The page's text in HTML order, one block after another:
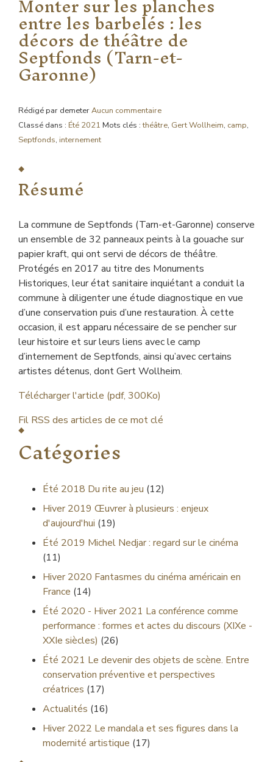
entre les barbelés : les
décors de théâtre de
Septfonds (Tarn-et-
Garonne)
Rédigé par demeterAucun commentaire
Classé dans : Été 2021 Mots clés :théâtre, Gert Wollheim, camp,
Septfonds, internement
Résumé
La commune de Septfonds (Tarn-et-Garonne) conserve
un ensemble de 32 panneaux peints à la gouache sur
papier kraft, qui ont servi de décors de théâtre.
Protégés en 2017 au titre des Monuments
Historiques, leur état sanitaire inquiétant a conduit la
commune à diligenter une étude diagnostique en vue
d’une conservation puis d’une restauration. À cette
occasion, il est apparu nécessaire de se pencher sur
leur histoire et sur leurs liens avec le camp
d’internement de Septfonds, ainsi qu’avec certains
artistes détenus, dont Gert Wollheim.
Télécharger l'article (pdf, 300Ko)
Fil RSS des articles de ce mot clé
Catégories
Été 2018 Du rite au jeu (12)
Hiver 2019 Œuvrer à plusieurs : enjeux
d'aujourd'hui (19)
Été 2019 Michel Nedjar : regard sur le cinéma
(11)
Hiver 2020 Fantasmes du cinéma américain en
France (14)
Été 2020 - Hiver 2021 La conférence comme
performance : formes et actes du discours (XIXe -
XXIe siècles) (26)
Été 2021 Le devenir des objets de scène. Entre
conservation préventive et perspectives
créatrices (17)
Actualités (16)
Hiver 2022 Le mandala et ses figures dans la
modernité artistique (17)